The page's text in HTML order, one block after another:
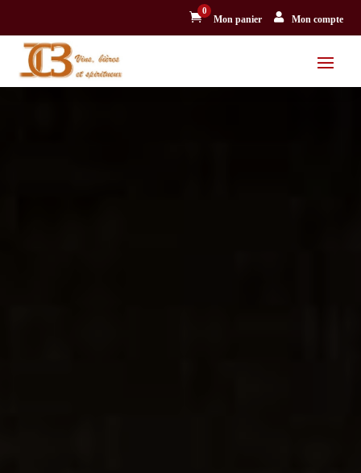

0
Mon panier  Mon compte